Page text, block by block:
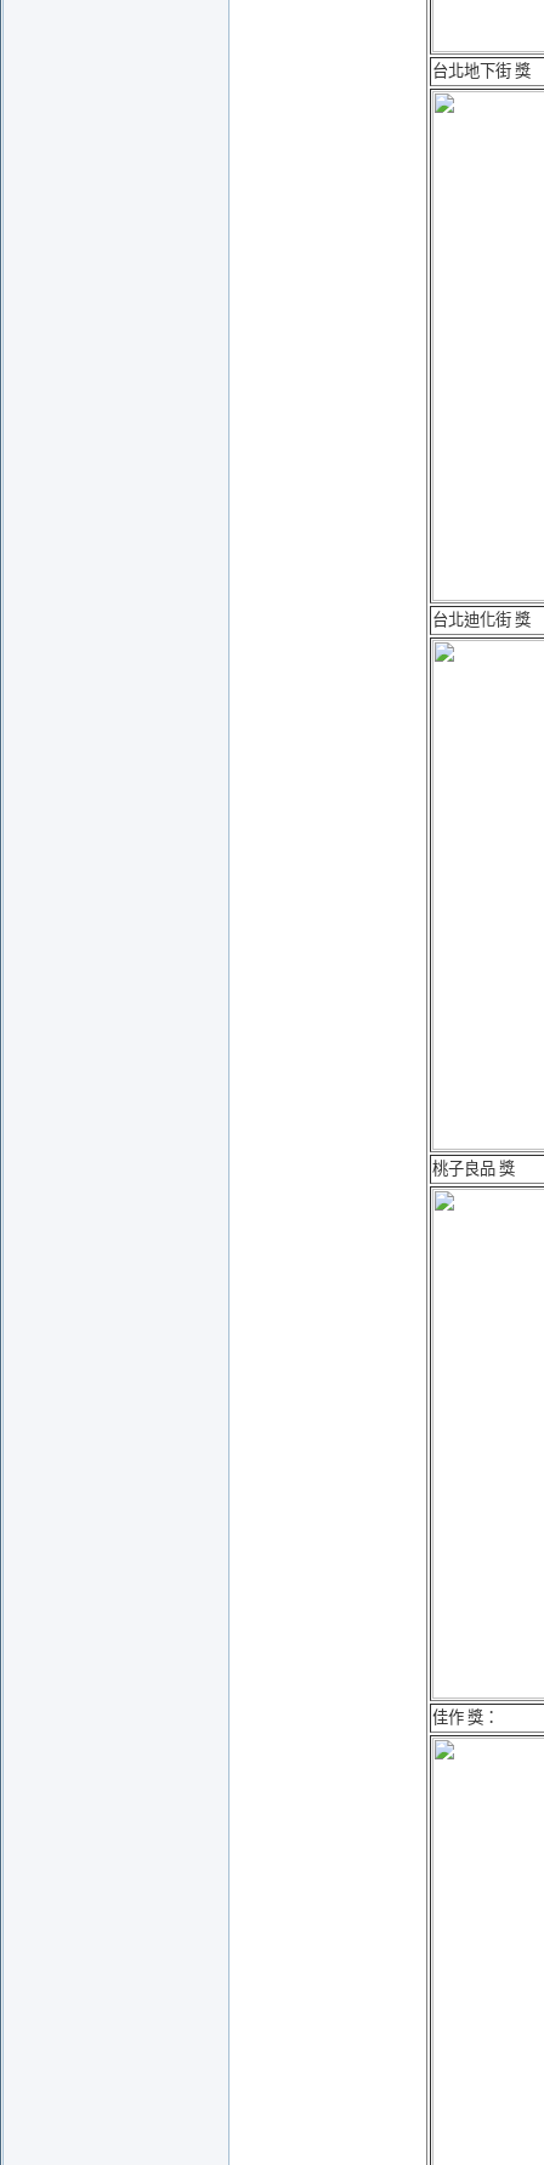
台北地下街 獎
台北迪化街 獎
桃子良品 獎
佳作 獎：